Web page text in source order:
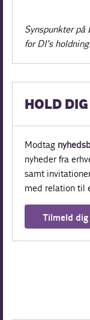
Synspunkter på
for DI’s holdning.
HOLD
Modtag
nyheder fra
samt
med relation til
Tilmeld